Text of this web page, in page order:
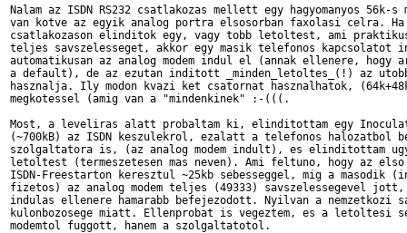
Nalam az ISDN RS232 csatlakozas mellett egy hagyomanyos 56k-s
van kotve az egyik analog portra elsosorban faxolasi celra. Ha
csatlakozason elinditok egy, vagy tobb letoltest, ami
teljes savszelesseget, akkor egy masik telefonos kapcsolatot
automatikusan az analog modem indul el (annak ellenere, hogy
a default), de az ezutan inditott _minden_letoltes_(!) az
hasznalja. Ily modon kvazi ket csatornat hasznalhatok,
megkotessel (amig van a "mindenkinek" :-(((.
Most, a leveliras alatt probaltam ki, elinditottam egy
(~700kB) az ISDN keszulekrol, ezalatt a telefonos halozatbol
szolgaltatora is, (az analog modem indult), es elinditottam
letoltest (termeszetesen mas neven). Ami feltuno, hogy az
ISDN-Freestarton keresztul ~25kb sebesseggel, mig a masodik
fizetos) az analog modem teljes (49333) savszelessegevel
indulas ellenere hamarabb befejezodott. Nyilvan a nemzetkozi
kulonbozosege miatt. Ellenprobat is vegeztem, es a letoltesi
modemtol fuggott, hanem a szolgaltatotol.